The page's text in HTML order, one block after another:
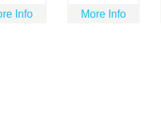
Info More Info